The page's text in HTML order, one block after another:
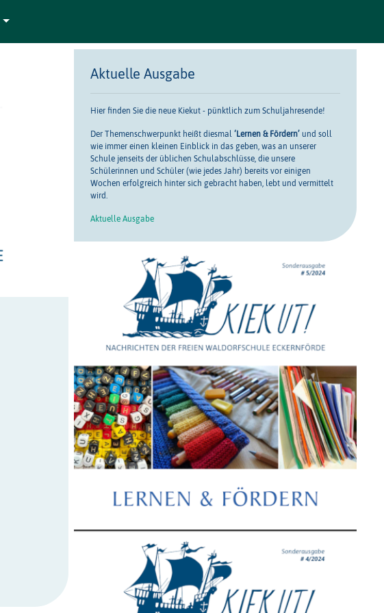
Aktuelle Ausgabe
Hier finden Sie die neue Kiekut - pünktlich zum Schuljahresende!
Der Themenschwerpunkt heißt diesmal ‘Lernen & Fördern’und soll
wie immer einen kleinen Einblick in das geben, was an unserer
Schule jenseits der üblichen Schulabschlüsse, die unsere
Schülerinnen und Schüler (wie jedes Jahr) bereits vor einigen
Wochen erfolgreich hinter sich gebracht haben, lebt und vermittelt
wird.
Aktuelle Ausgabe